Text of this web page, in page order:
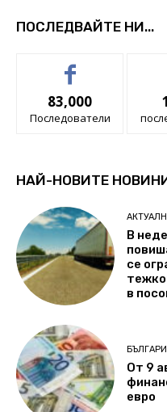
ПОСЛЕДВАЙТЕ НИ...
83,000
Последователи
НАЙ-НОВИТЕ
В
се
в
От 9
евро